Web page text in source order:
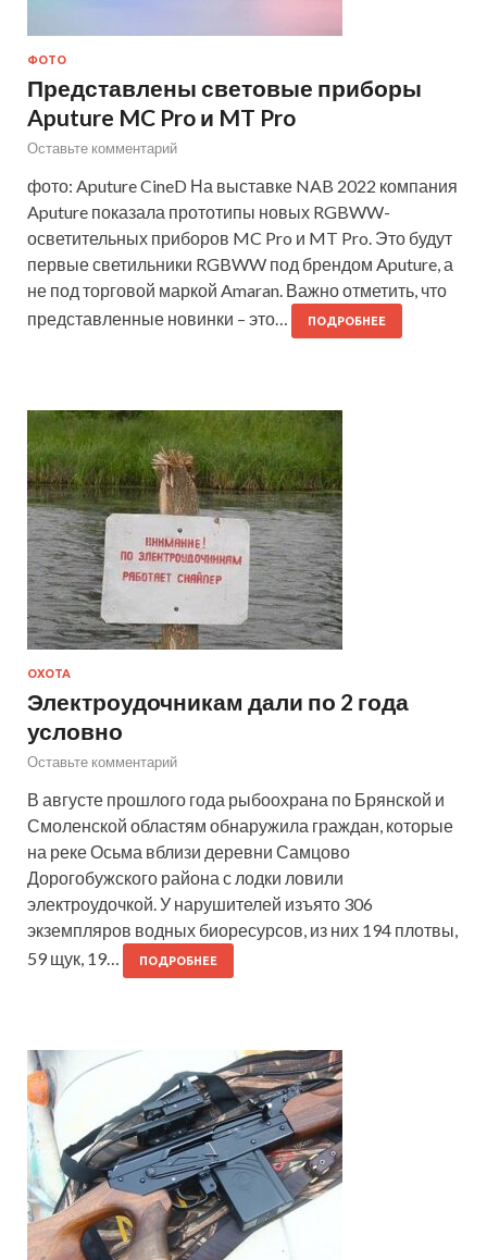
ФОТО
Представлены световые приборы
Aputure MC Pro и MT Pro
Оставьте комментарий
фото: Aputure CineD На выставке NAB 2022 компания
Aputure показала прототипы новых RGBWW-
осветительных приборов MC Pro и MT Pro. Это будут
первые светильники RGBWW под брендом Aputure, а
не под торговой маркой Amaran. Важно отметить, что
представленные новинки – это…
ПОДРОБНЕЕ
ОХОТА
Электроудочникам дали по 2 года
условно
Оставьте комментарий
В августе прошлого года рыбоохрана по Брянской и
Смоленской областям обнаружила граждан, которые
на реке Осьма вблизи деревни Самцово
Дорогобужского района с лодки ловили
электроудочкой. У нарушителей изъято 306
экземпляров водных биоресурсов, из них 194 плотвы,
59 щук, 19…
ПОДРОБНЕЕ